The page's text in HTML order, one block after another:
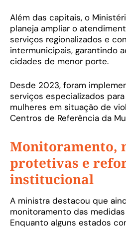
Além das capitais, o
planeja ampliar o
serviços regionalizados e
intermunicipais, garantindo
cidades de menor porte.
Desde 2023, foram
serviços especializados
mulheres em situação de
Centros de Referência da
Monitoramento,
protetivas e
institucional
A ministra destacou que
monitoramento das
Enquanto alguns estados